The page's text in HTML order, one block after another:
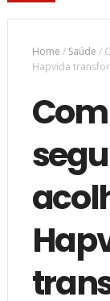
Home / Saúde /
Hapvida